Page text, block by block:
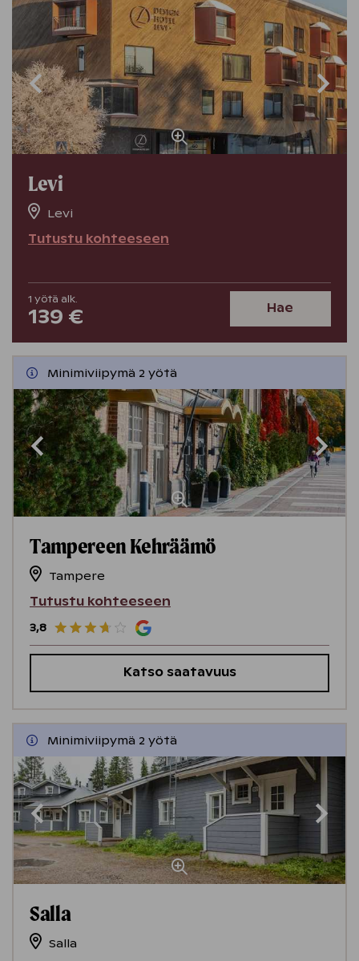
Levi
Levi
Tutustu kohteeseen
1 yötä alk.
139 € Hae
Minimiviipymä 2 yötä
Tampereen Kehräämö
Tampere
Tutustu kohteeseen
3,8
Katso saatavuus
Minimiviipymä 2 yötä
Salla
Salla